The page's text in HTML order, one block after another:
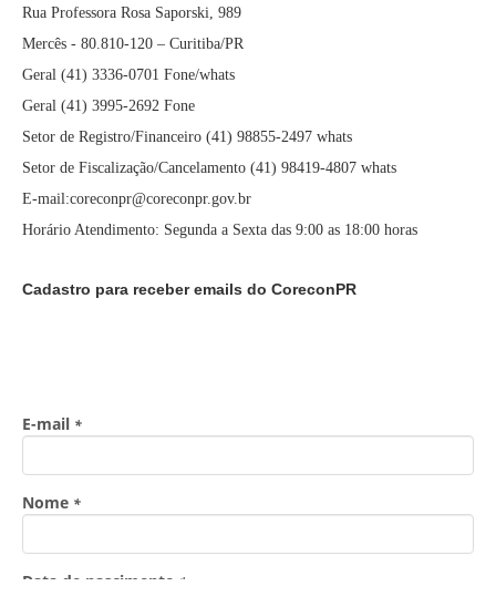
Rua Professora Rosa Saporski, 989
Mercês - 80.810-120 – Curitiba/PR
Geral (41) 3336-0701 Fone/whats
Geral (41) 3995-2692 Fone
Setor de Registro/Financeiro (41) 98855-2497 whats
Setor de Fiscalização/Cancelamento (41) 98419-4807 whats
E-mail:coreconpr@coreconpr.gov.br
Horário Atendimento: Segunda a Sexta das 9:00 as 18:00 horas
Cadastro para receber emails do CoreconPR